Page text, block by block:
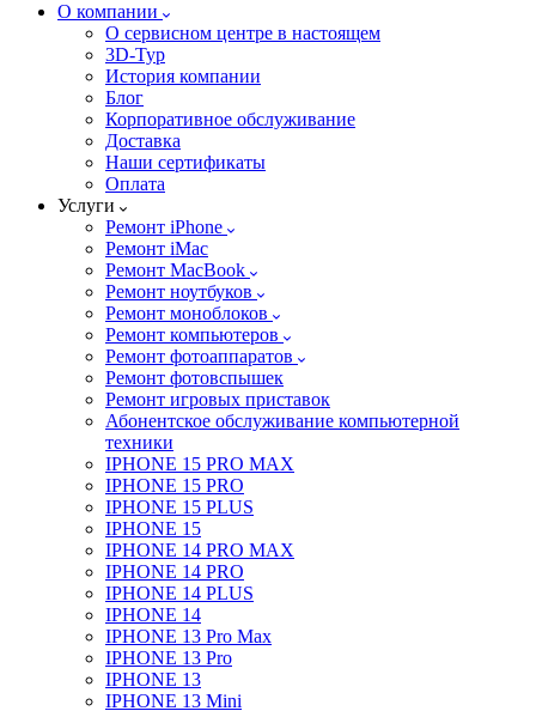
О компании
О сервисном центре в настоящем
3D-Тур
История компании
Блог
Корпоративное обслуживание
Доставка
Наши сертификаты
Оплата
Услуги
Ремонт iPhone
Ремонт iMac
Ремонт MacBook
Ремонт ноутбуков
Ремонт моноблоков
Ремонт компьютеров
Ремонт фотоаппаратов
Ремонт фотовспышек
Ремонт игровых приставок
Абонентское обслуживание компьютерной
техники
IPHONE 15 PRO MAX
IPHONE 15 PRO
IPHONE 15 PLUS
IPHONE 15
IPHONE 14 PRO MAX
IPHONE 14 PRO
IPHONE 14 PLUS
IPHONE 14
IPHONE 13 Pro Max
IPHONE 13 Pro
IPHONE 13
IPHONE 13 Mini